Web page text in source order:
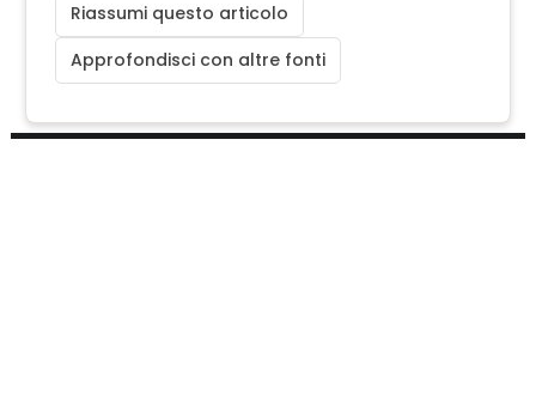
Riassumi questo articolo
Approfondisci con altre fonti